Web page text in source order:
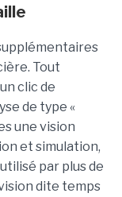
Tout
clic de
de type «
une vision
et simulation,
par plus de
dite temps